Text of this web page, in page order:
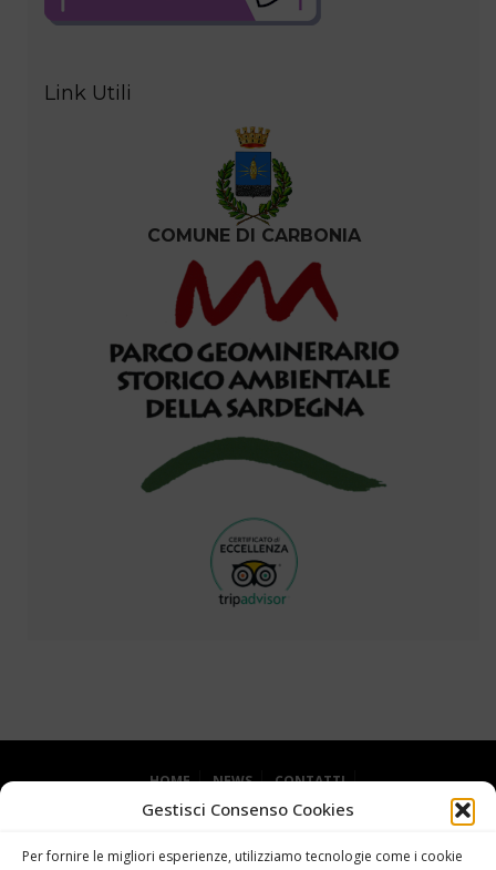
Gestisci Consenso Cookies
Per fornire le migliori esperienze, utilizziamo tecnologie come i cookie
Link Utili
COMUNE DI CARBONIA
HOME NEWS
CONTATTI
DICHIARAZIONE SULLA PRIVACY (UE)
COOKIE POLICY (UE)